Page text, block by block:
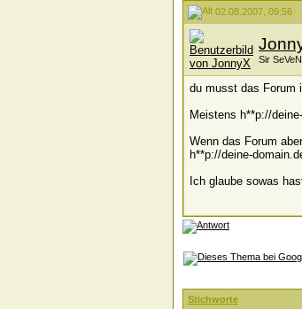
02.08.2007, 09:56
Sir SeVeN
du musst das Forum
Meistens h**p://
Wenn das Forum
h**p://deine-
Ich glaube sowas
Stichworte